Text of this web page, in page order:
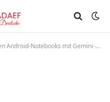
Notebooks mit Gemini-Intelligence?